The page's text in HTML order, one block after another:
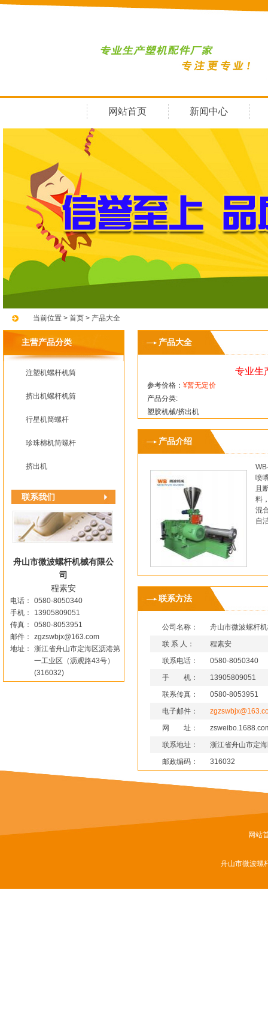
网站首页 新闻中心
当前位置 > 首页 > 产品大全
主营产品分类
注塑机螺杆机筒
挤出机螺杆机筒
行星机筒螺杆
珍珠棉机筒螺杆
挤出机
联系我们
舟山市微波螺杆机械有限公
司
程素安
电话：
0580-8050340
手机：
13905809051
传真：
0580-8053951
邮件：
zgzswbjx@163.com
地址：
浙江省舟山市定海区沥港第
一工业区（沥观路43号）
(316032)
产品大全
专业生
参考价格： ¥暂无定价
产品分类:
塑胶机械/挤出机
产品介绍
喷
且
料
混
自
联系方法
公司名称：
舟山市微波螺杆
联 系 人：
程素安
联系电话：
0580-8050340
手 机：
13905809051
联系传真：
0580-8053951
电子邮件：
网 址：
联系地址：
浙江省舟山市定
邮政编码：
316032
网站
舟山市微波螺